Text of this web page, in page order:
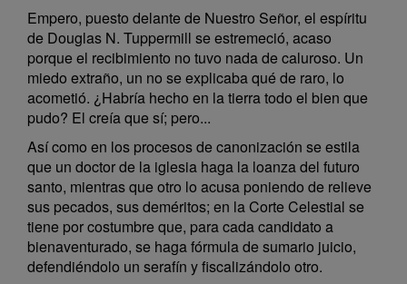
Empero, puesto delante de Nuestro Señor, el espíritu
de Douglas N. Tuppermill se estremeció, acaso
porque el recibimiento no tuvo nada de caluroso. Un
miedo extraño, un no se explicaba qué de raro, lo
acometió. ¿Habría hecho en la tierra todo el bien que
pudo? El creía que sí; pero...
Así como en los procesos de canonización se estila
que un doctor de la iglesia haga la loanza del futuro
santo, mientras que otro lo acusa poniendo de relieve
sus pecados, sus deméritos; en la Corte Celestial se
tiene por costumbre que, para cada candidato a
bienaventurado, se haga fórmula de sumario juicio,
defendiéndolo un serafín y fiscalizándolo otro.